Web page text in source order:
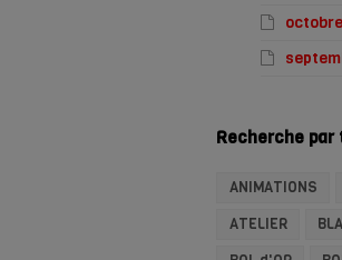
Recherche par
ANIMATIONS
ATELIER